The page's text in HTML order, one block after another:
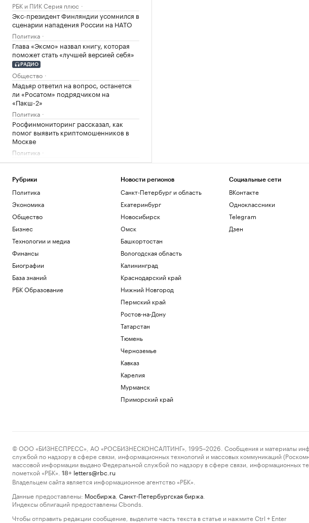
РБК и ПИК Серия плюс
Экс-президент Финляндии усомнился в
сценарии нападения России на НАТО
Политика
Глава «Эксмо» назвал книгу, которая
поможет стать «лучшей версией себя»
РАДИО
Общество
Мадьяр ответил на вопрос, останется
ли «Росатом» подрядчиком на
«Пакш-2»
Политика
Росфинмониторинг рассказал, как
помог выявить криптомошенников в
Москве
Политика
Андреева проиграла 34-й ракетке мира
Спорт
РПЦ ответила на призыв уйти из
Африки
Рубрики
Политика
Экономика
Общество
Бизнес
Технологии и медиа
Финансы
Биографии
База знаний
РБК Образование
Новости регионов
Санкт-Петербург и область
Екатеринбург
Новосибирск
Омск
Башкортостан
Вологодская область
Калининград
Краснодарский край
Нижний Новгород
Пермский край
Ростов-на-Дону
Татарстан
Тюмень
Черноземье
Кавказ
Карелия
Мурманск
Приморский край
Социальные сети
ВКонтакте
Одноклассники
Telegram
Дзен
© ООО «БИЗНЕСПРЕСС», АО «РОСБИЗНЕСКОНСАЛТИНГ», 1995–2026. Сообщения и материалы
службой по надзору в сфере связи, информационных технологий и массовых коммуникаций
массовой информации выдано Федеральной службой по надзору в сфере связи,
пометкой «РБК».
18+ letters@rbc.ru
Владельцем сайта является информационное агентство «РБК».
Данные предоставлены: Мосбиржа Санкт-Петербургская биржа
Индексы облигаций предоставлены Cbonds.
Чтобы отправить редакции сообщение, выделите часть текста в статье и нажмите Ctrl + Enter